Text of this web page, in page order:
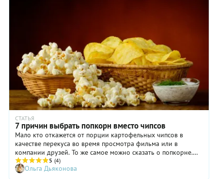
СТАТЬЯ
7 причин выбрать попкорн вместо чипсов
Мало кто откажется от порции картофельных чипсов в
качестве перекуса во время просмотра фильма или в
компании друзей. То же самое можно сказать о попкорне.
Однако если сравнивать эти перекусы, окажется, что
попкорн куда полезнее. Приводим семь аргументов, почему
5 (4)
Ольга Дьяконова